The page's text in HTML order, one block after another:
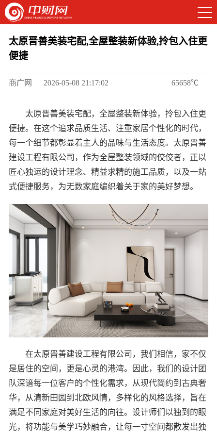
太原晋善美装宅配,全屋整装新体验,拎包入住更
便捷
商广网 2026-05-08 21:17:02 65658℃
太原晋善美装宅配，全屋整装新体验，拎包入住更
便捷。在这个追求品质生活、注重家居个性化的时代，
每一个细节都彰显着主人的品味与生活态度。太原晋善
建设工程有限公司，作为全屋整装领域的佼佼者，正以
匠心独运的设计理念、精益求精的施工品质，以及一站
式便捷服务，为无数家庭编织着关于家的美好梦想。
在太原晋善建设工程有限公司，我们相信，家不仅
是居住的空间，更是心灵的港湾。因此，我们的设计团
队深谙每一位客户的个性化需求，从现代简约到古典奢
华，从清新田园到北欧风情，多样化的风格选择，旨在
满足不同家庭对美好生活的向往。设计师们以独到的眼
光，将功能与美学巧妙融合，让每一寸空间都散发出独